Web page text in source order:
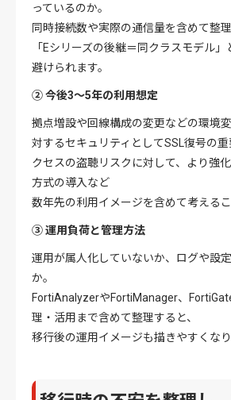
っているのか。
同時接続数や実際の通信量を含めて整理
「Eシリーズの後継＝同クラスモデル
避けられます。
② 今後3〜5年の利用想定
拠点増設や回線構成の変更などの環境
対するセキュリティとしてSSL復号の
クセスの盗聴リスクに対して、より強
方式の導入など
数年先の利用イメージを含めて考えるこ
③ 運用負荷と管理方法
運用が属人化していないか、ログや設
か。
FortiAnalyzerやFortiManager、
理・活用まで含めて整理すると、
移行後の運用イメージも描きやすくなり